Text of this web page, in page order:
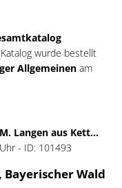
wurde bestellt
Allgemeinenam
M. Langen aus Kett...
- ID: 101493
Bayerischer Wald